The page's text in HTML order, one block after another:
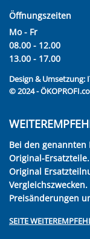
Öffnungszeiten
Mo - Fr
08.00 - 12.00
13.00 - 17.00
Design & Umsetzung:
© 2024 -
Bei den
Original-Ersatzteile.
Original
Vergleichszwecken.
Preisänderungen
SEITE